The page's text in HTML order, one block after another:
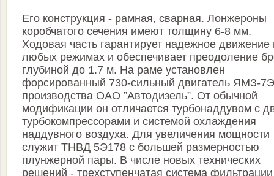
Его конструкция - рамная, сварная. Лонжероны
коробчатого сечения имеют толщину 6-8 мм.
Ходовая часть гарантирует надежное движение
любых режимах и обеспечивает преодоление
глубиной до 1.7 м. На раме установлен
форсированный 730-сильный двигатель ЯМЗ-
производства ОАО ”Автодизель”. От обычной
модификации он отличается турбонаддувом с
турбокомпрессорами и системой охлаждения
наддувного воздуха. Для увеличения мощности
служит ТНВД 5Э178 с большей размерностью
плунжерной пары. В числе новых технических
решений - трехступенчатая система фильтрации